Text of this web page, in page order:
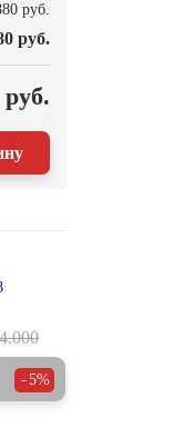
руб.
руб.
руб.
5%